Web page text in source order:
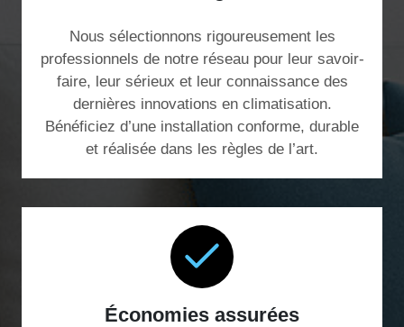
Nous sélectionnons rigoureusement les
professionnels de notre réseau pour leur savoir-
faire, leur sérieux et leur connaissance des
dernières innovations en climatisation.
Bénéficiez d’une installation conforme, durable
et réalisée dans les règles de l’art.
Économies assurées